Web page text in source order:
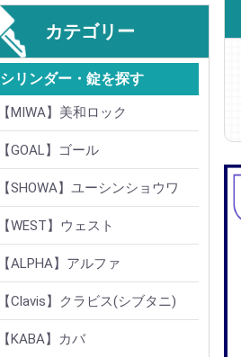
カテゴリー
シリンダー・錠を探す
【MIWA】美和ロック
シリンダー
レバーハンドル錠
ケースロック
モノロック
本締錠
引戸錠
引違戸錠
ガラス扉錠
補助錠
グレモン錠
自動施錠錠
面付錠
内部錠
プッシュプル錠
キーレス錠
インダストリアルロック・カムロッ
ク
ポスト錠
ハンドル
サムターン
フロントプレート
ストライク
樹脂カバー・非常カバー
交換・補修錠前
交換・補修部材
M品番特殊錠(Kシリーズ)
その他
【GOAL】ゴール
シリンダー
錠
錠前部品
その他
【SHOWA】ユーシンショウワ
シリンダー
錠
その他
【WEST】ウェスト
シリンダー
錠
その他
【ALPHA】アルファ
シリンダー
錠
南京錠
【Clavis】クラビス(シブタニ)
シリンダー
錠
【KABA】カバ